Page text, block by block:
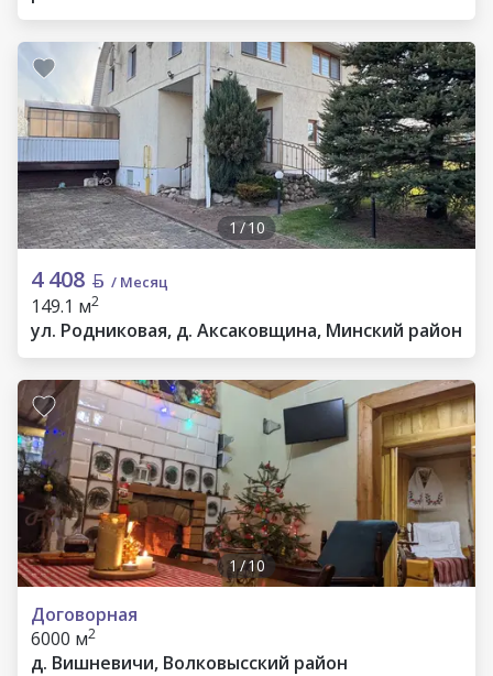
1/10
4 408 / Месяц
149.1 м2
ул. Родниковая, д. Аксаковщина, Минский район
1/10
Договорная
6000 м2
д. Вишневичи, Волковысский район